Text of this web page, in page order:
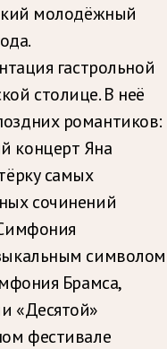
молодёжный
гастрольной
столице. В неё
романтиков:
концерт Яна
самых
сочинений
символом
Брамса,
«Десятой»
фестивале